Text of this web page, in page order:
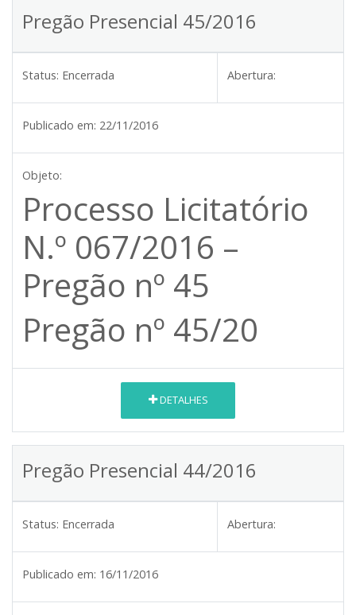
Pregão Presencial 45/2016
Status: Encerrada Abertura:
Publicado em: 22/11/2016
Objeto:
Processo Licitatório
N.º 067/2016 –
Pregão nº 45
Pregão nº 45/20
DETALHES
Pregão Presencial 44/2016
Status: Encerrada Abertura:
Publicado em: 16/11/2016